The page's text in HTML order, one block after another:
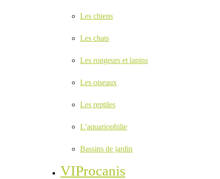
Les chiens
Les chats
Les rongeurs et lapins
Les oiseaux
Les reptiles
L’aquariophilie
Bassins de jardin
VIProcanis